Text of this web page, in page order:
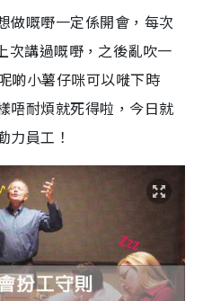
做嘅嘢一定係開會，每次
次講過嘅嘢，之後亂吹一
啲小薯仔咪可以嘥下時
唔耐煩就死得啦，今日就
力員工！